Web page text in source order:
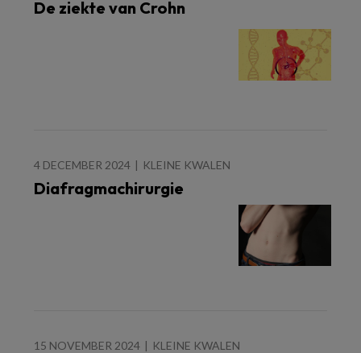
De ziekte van Crohn
4 DECEMBER 2024 KLEINE KWALEN
Diafragmachirurgie
15 NOVEMBER 2024 KLEINE KWALEN